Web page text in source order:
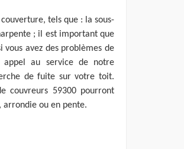
tels que : la sous-
; il est important que
avez des problèmes de
au service de notre
de fuite sur votre toit.
couvreurs 59300 pourront
ou en pente.